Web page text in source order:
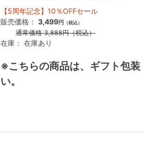
【5周年記念】10％OFFセール
販売価格： 3,499円 （税込）
通常価格3,888円（税込）
在庫： 在庫あり
※こちらの商品は、ギフト包
い。